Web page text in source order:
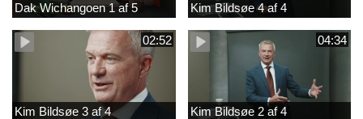
Dak Wichangoen 1 af 5 Kim Bildsøe 4 af 4
02:52
Kim Bildsøe 3 af 4
04:34
Kim Bildsøe 2 af 4